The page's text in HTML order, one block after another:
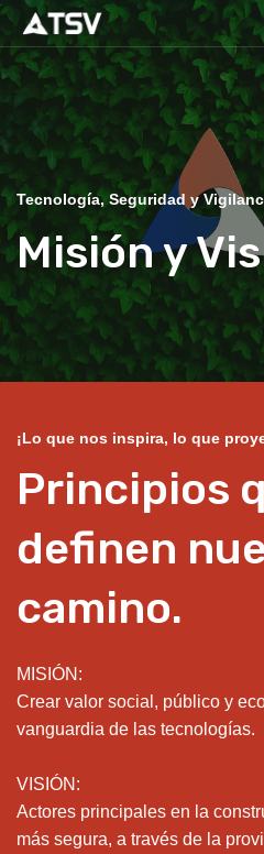
Tecnología, Seguridad y
Misión y
¡Lo que nos inspira, lo que
Principios
definen
camino.
MISIÓN:
Crear valor social, público y
vanguardia de las tecnologías.
VISIÓN:
Actores principales en la
más segura, a través de la